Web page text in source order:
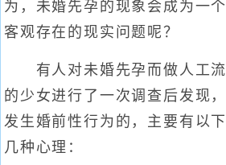
为，未婚先孕的现象会成为一个
客观存在的现实问题呢？
有人对未婚先孕而做人工流
的少女进行了一次调查后发现，
发生婚前性行为的，主要有以下
几种心理：